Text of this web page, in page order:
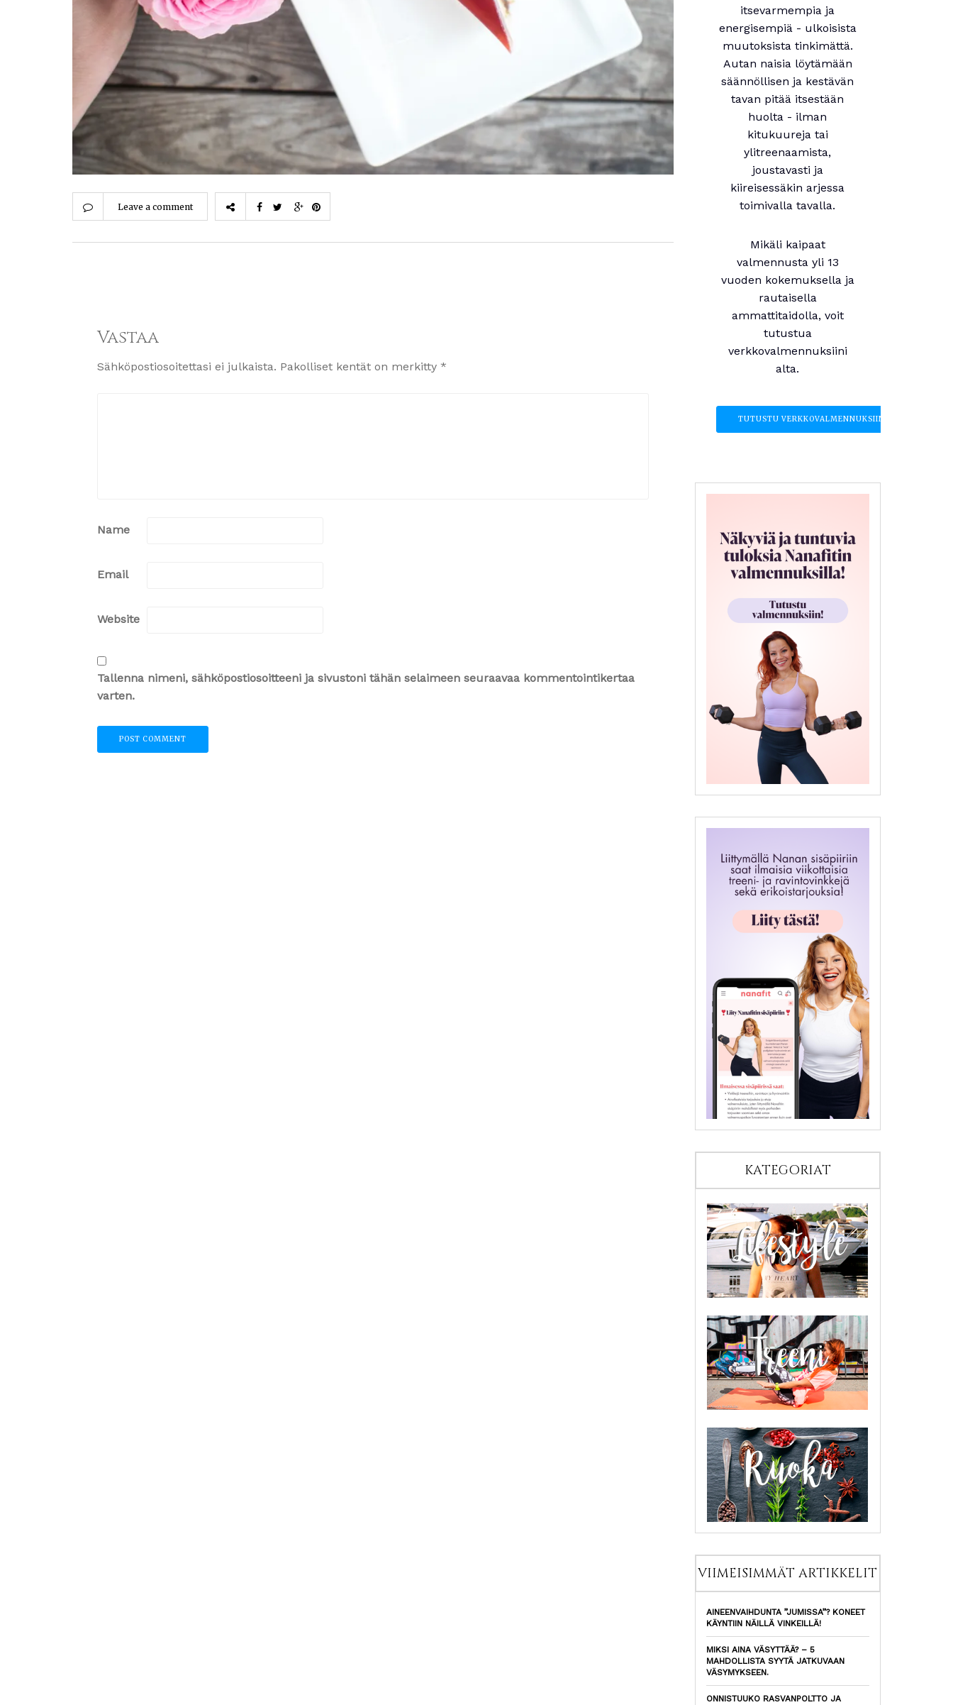
Leave a comment
Vastaa
Sähköpostiosoitettasi ei julkaista. Pakolliset kentät on merkitty *
Name
Email
Website
Tallenna nimeni, sähköpostiosoitteeni ja sivustoni tähän selaimeen seuraavaa kommentointikertaa
varten.
itsevarmempia ja
energisempiä - ulkoisista
muutoksista tinkimättä.
Autan naisia löytämään
säännöllisen ja kestävän
tavan pitää itsestään
huolta - ilman
kitukuureja tai
ylitreenaamista,
joustavasti ja
kiireisessäkin arjessa
toimivalla tavalla.
Mikäli kaipaat
valmennusta yli 13
vuoden kokemuksella ja
rautaisella
ammattitaidolla, voit
tutustua
verkkovalmennuksiini
alta.
TUTUSTU VERKKOVALMENNUKSIIN
KATEGORIAT
VIIMEISIMMÄT ARTIKKELIT
AINEENVAIHDUNTA ”JUMISSA”? KONEET
KÄYNTIIN NÄILLÄ VINKEILLÄ!
MIKSI AINA VÄSYTTÄÄ? – 5
MAHDOLLISTA SYYTÄ JATKUVAAN
VÄSYMYKSEEN.
ONNISTUUKO RASVANPOLTTO JA